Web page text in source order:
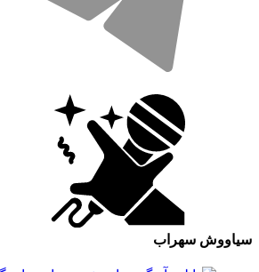
سیاووش سهراب